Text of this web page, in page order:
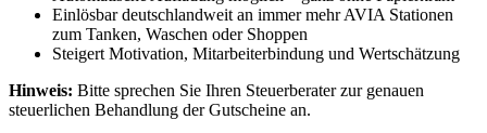
Einlösbar deutschlandweit an immer mehr AVIA Stationen
zum Tanken, Waschen oder Shoppen
Steigert Motivation, Mitarbeiterbindung und Wertschätzung
Hinweis: Bitte sprechen Sie Ihren Steuerberater zur genauen
steuerlichen Behandlung der Gutscheine an.